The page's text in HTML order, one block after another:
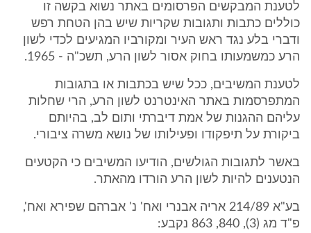
לטענת המבקשים הפרסומים באתר נשוא בקשה זו
כוללים כתבות ותגובות שקריות שיש בהן הטחת רפש
ודברי בלע נגד ראש העיר ומקורביו המגיעים לכדי לשון
הרע כמשמעותו בחוק אסור לשון הרע, תשכ"ה - 1965.
לטענת המשיבים, ככל שיש בכתבות או בתגובות
המתפרסמות באתר האינטרנט לשון הרע, הרי שחלות
עליהם ההגנות של אמת דיברתי ותום לב, בהיותם
ביקורת על תיפקודו ופעילותו של נושא משרה ציבורי.
באשר לתגובות הגולשים, הודיעו המשיבים כי הקטעים
הנטענים להיות לשון הרע הורדו מהאתר.
בע"א 214/89 אריה אבנרי ואח' נ' אברהם שפירא ואח',
פ"ד מג (3), 840, 863 נקבע: